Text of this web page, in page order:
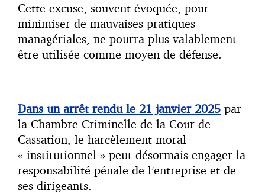
Cette excuse, souvent évoquée, pour
minimiser de mauvaises pratiques
managériales, ne pourra plus valablement
être utilisée comme moyen de défense.
Dans un arrêt rendu le 21 janvier 2025 par
la Chambre Criminelle de la Cour de
Cassation, le harcèlement moral
« institutionnel » peut désormais engager la
responsabilité pénale de l’entreprise et de
ses dirigeants.